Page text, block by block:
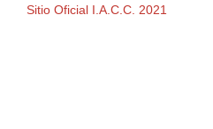
Sitio Oficial I.A.C.C. 2021